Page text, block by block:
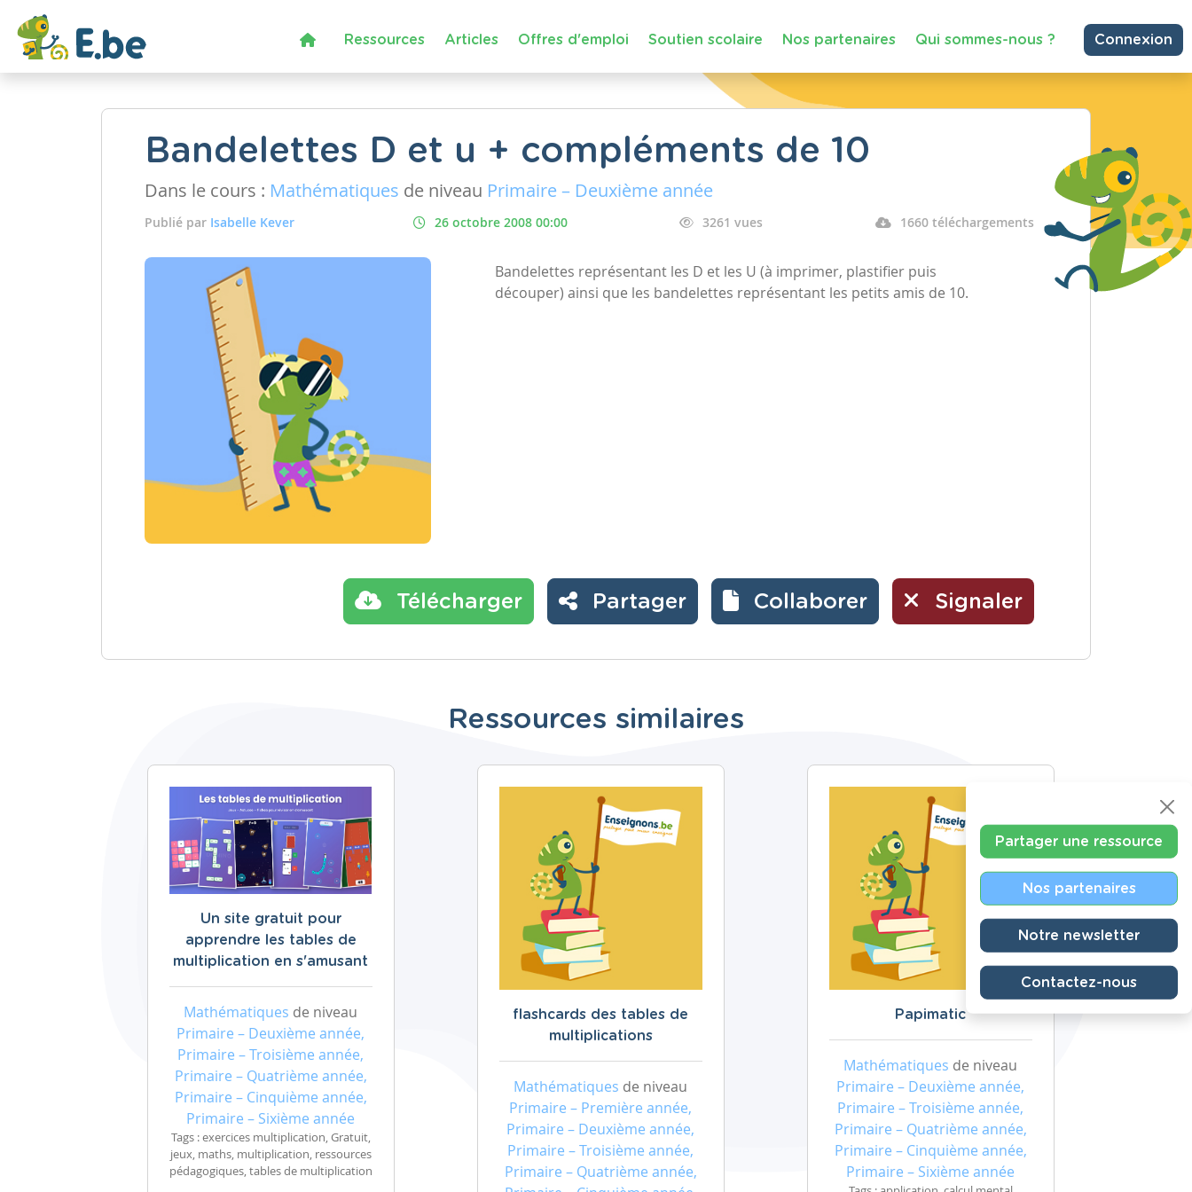
Ressources Articles Offres d'emploi Soutien scolaire Nos partenaires Qui sommes-nous ? Connexion
Bandelettes D et u + compléments de 10
Dans le cours : Mathématiques de niveau Primaire – Deuxième année
Publié par Isabelle Kever 26 octobre 2008 00:00 3261 vues 1660 téléchargements
Bandelettes représentant les D et les U (à imprimer, plastifier puis
découper) ainsi que les bandelettes représentant les petits amis de 10.
Télécharger Partager Collaborer Signaler
Ressources similaires
Un site gratuit pour
apprendre les tables de
multiplication en s'amusant
Mathématiques de niveau
Primaire – Deuxième année,
Primaire – Troisième année,
Primaire – Quatrième année,
Primaire – Cinquième année,
Primaire – Sixième année
Tags : exercices multiplication, Gratuit,
jeux, maths, multiplication, ressources
pédagogiques, tables de multiplication
flashcards des tables de
multiplications
Mathématiques de niveau
Primaire – Première année,
Primaire – Deuxième année,
Primaire – Troisième année,
Primaire – Quatrième année,
Papimatic
Mathématiques de niveau
Primaire – Deuxième année,
Primaire – Troisième année,
Primaire – Quatrième année,
Primaire – Cinquième année,
Primaire – Sixième année
Partager une ressource
Nos partenaires
Notre newsletter
Contactez-nous